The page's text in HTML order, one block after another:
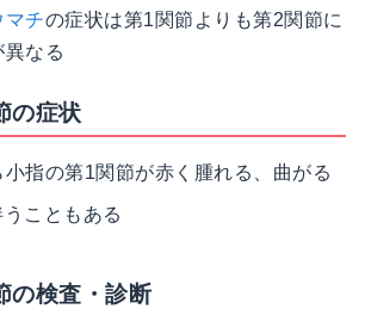
マチの症状は第1関節よりも第2関節に
異なる
の症状
小指の第1関節が赤く腫れる、曲がる
こともある
の検査・診断